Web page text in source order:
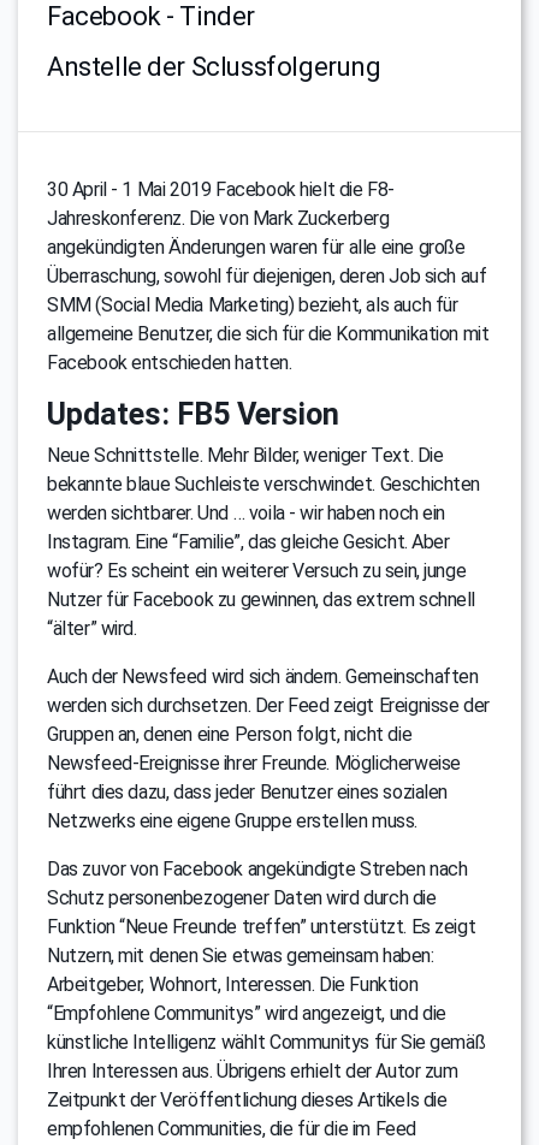
Facebook - Tinder
Anstelle der Sclussfolgerung
30 April - 1 Mai 2019 Facebook hielt die F8-
Jahreskonferenz. Die von Mark Zuckerberg
angekündigten Änderungen waren für alle eine große
Überraschung, sowohl für diejenigen, deren Job sich auf
SMM (Social Media Marketing) bezieht, als auch für
allgemeine Benutzer, die sich für die Kommunikation mit
Facebook entschieden hatten.
Updates: FB5 Version
Neue Schnittstelle. Mehr Bilder, weniger Text. Die
bekannte blaue Suchleiste verschwindet. Geschichten
werden sichtbarer. Und … voila - wir haben noch ein
Instagram. Eine “Familie”, das gleiche Gesicht. Aber
wofür? Es scheint ein weiterer Versuch zu sein, junge
Nutzer für Facebook zu gewinnen, das extrem schnell
“älter” wird.
Auch der Newsfeed wird sich ändern. Gemeinschaften
werden sich durchsetzen. Der Feed zeigt Ereignisse der
Gruppen an, denen eine Person folgt, nicht die
Newsfeed-Ereignisse ihrer Freunde. Möglicherweise
führt dies dazu, dass jeder Benutzer eines sozialen
Netzwerks eine eigene Gruppe erstellen muss.
Das zuvor von Facebook angekündigte Streben nach
Schutz personenbezogener Daten wird durch die
Funktion “Neue Freunde treffen” unterstützt. Es zeigt
Nutzern, mit denen Sie etwas gemeinsam haben:
Arbeitgeber, Wohnort, Interessen. Die Funktion
“Empfohlene Communitys” wird angezeigt, und die
künstliche Intelligenz wählt Communitys für Sie gemäß
Ihren Interessen aus. Übrigens erhielt der Autor zum
Zeitpunkt der Veröffentlichung dieses Artikels die
empfohlenen Communities, die für die im Feed